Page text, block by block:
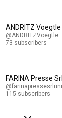
ANDRITZ Voegtle
@ANDRITZVoegtle
73 subscribers
FARINA Presse
115 subscribers